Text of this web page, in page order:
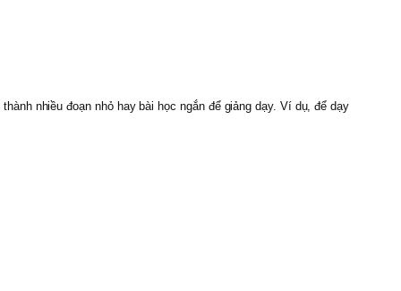
nhiều đoạn nhỏ hay bài học ngắn để giảng dạy. Ví dụ, để dạy